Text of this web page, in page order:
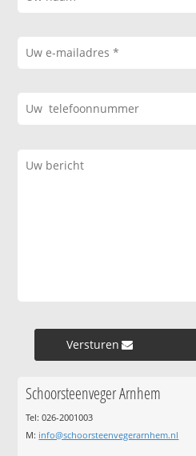
Versturen »
Schoorsteenveger Arnhem
Tel: 026-2001003
M: info@schoorsteenvegerarnhem.nl